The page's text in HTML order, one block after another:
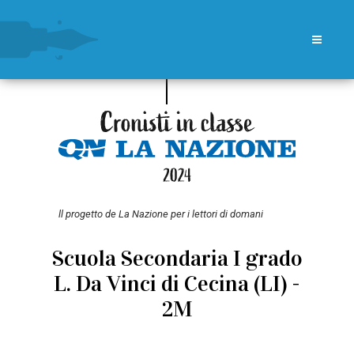
ll progetto de La Nazione per i lettori di domani
Scuola Secondaria I grado
L. Da Vinci di Cecina (LI) -
2M